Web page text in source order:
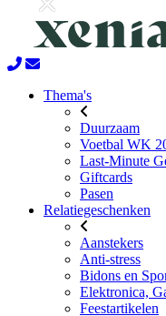
Thema's
Duurzaam
Voetbal WK
Last-Minute
Giftcards
Pasen
Relatiegeschenken
Aanstekers
Anti-stress
Bidons en
Elektronica,
Feestartikelen